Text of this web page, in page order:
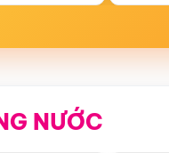
NƯỚC
Điểm nổi bật